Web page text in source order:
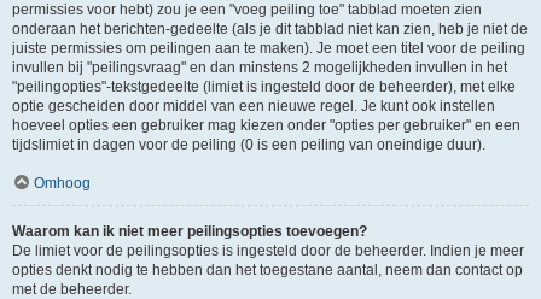
permissies voor hebt) zou je een "voeg peiling toe" tabblad moeten zien
onderaan het berichten-gedeelte (als je dit tabblad niet kan zien, heb je niet de
juiste permissies om peilingen aan te maken). Je moet een titel voor de peiling
invullen bij "peilingsvraag" en dan minstens 2 mogelijkheden invullen in het
"peilingopties"-tekstgedeelte (limiet is ingesteld door de beheerder), met elke
optie gescheiden door middel van een nieuwe regel. Je kunt ook instellen
hoeveel opties een gebruiker mag kiezen onder "opties per gebruiker" en een
tijdslimiet in dagen voor de peiling (0 is een peiling van oneindige duur).
Omhoog
Waarom kan ik niet meer peilingsopties toevoegen?
De limiet voor de peilingsopties is ingesteld door de beheerder. Indien je meer
opties denkt nodig te hebben dan het toegestane aantal, neem dan contact op
met de beheerder.